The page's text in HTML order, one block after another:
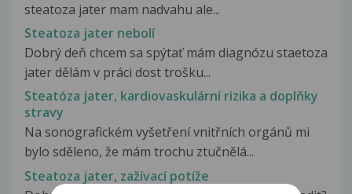
steatoza jater mam nadvahu ale...
Steatoza jater nebolí
Dobrý deň chcem sa spýtať mám diagnózu staetoza
jater dělám v práci dost trošku...
Steatóza jater, kardiovaskulární rizika a doplňky
stravy
Na sonografickém vyšetření vnitřních orgánů mi
bylo sděleno, že mám trochu ztučnělá...
Steatoza jater, zažívací potíže